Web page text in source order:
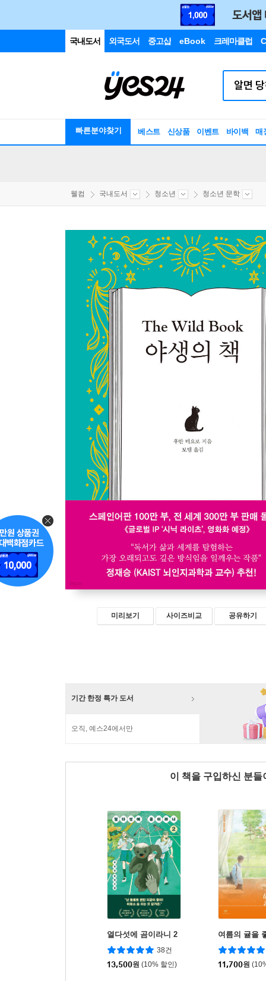
국내도서 외국도서 중고샵 eBook 크레마클럽
빠른분야찾기 베스트 신상품 이벤트 바이백 매
웰컴 국내도서 청소년 청소년 문학
미리보기 사이즈비교 공유하기
기간 한정 특가 도서
오직, 예스24에서만
이 책을 구입하신 분
열다섯에 곰이라니 2
38건
13,500원 (10% 할인)
여름의 귤을
11,700원